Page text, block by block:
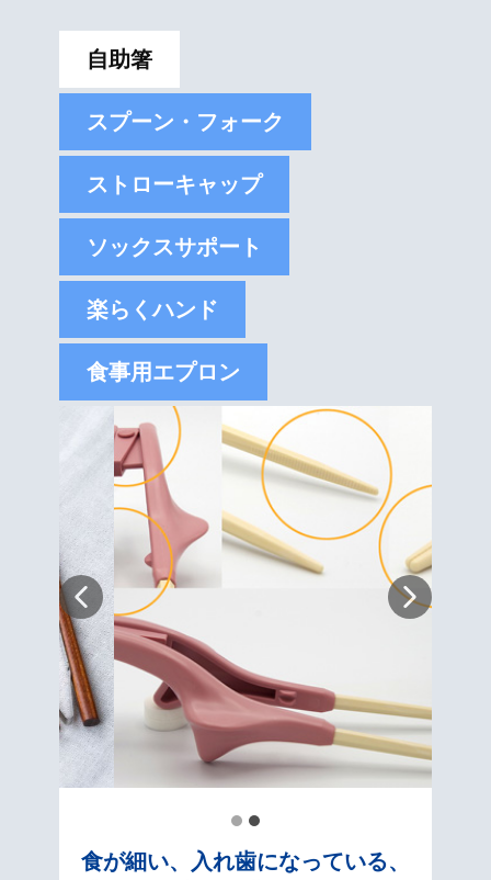
自助箸
スプーン・フォーク
ストローキャップ
ソックスサポート
楽らくハンド
食事用エプロン
食が細い、入れ歯になっている、